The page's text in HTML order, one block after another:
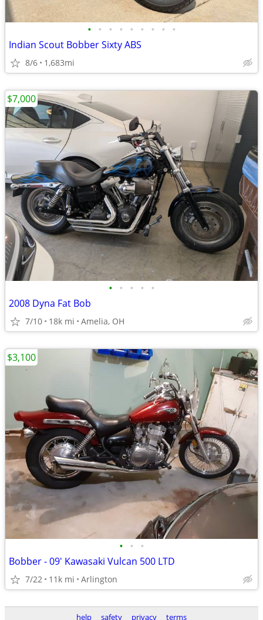
• • • • • • • • •
Indian Scout Bobber Sixty ABS
8/6 1,683mi
• • • • •
2008 Dyna Fat Bob
7/10 18k mi Amelia, OH
$7,000
• • •
Bobber - 09' Kawasaki Vulcan 500 LTD
7/22 11k mi Arlington
$3,100
help safety privacy terms